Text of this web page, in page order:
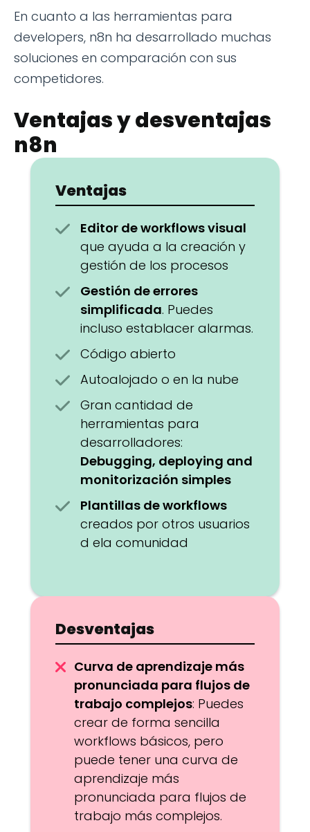
En cuanto a las herramientas para
developers, n8n ha desarrollado muchas
soluciones en comparación con sus
competidores.
Ventajas y desventajas
n8n
Ventajas
Editor de workflows visual
que ayuda a la creación y
gestión de los procesos
Gestión de errores
simplificada. Puedes
incluso establacer alarmas.
Código abierto
Autoalojado o en la nube
Gran cantidad de
herramientas para
desarrolladores:
Debugging, deploying and
monitorización simples
Plantillas de workflows
creados por otros usuarios
d ela comunidad
Desventajas
Curva de aprendizaje más
pronunciada para flujos de
trabajo complejos: Puedes
crear de forma sencilla
workflows básicos, pero
puede tener una curva de
aprendizaje más
pronunciada para flujos de
trabajo más complejos.